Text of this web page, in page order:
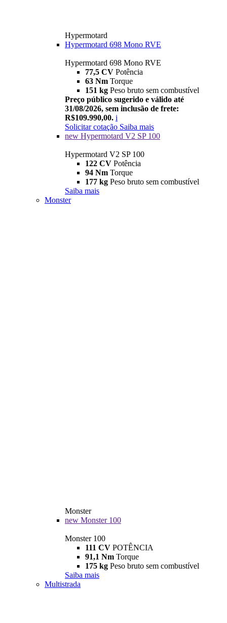
Hypermotard
Hypermotard 698 Mono RVE
Hypermotard 698 Mono RVE
77,5 CV Potência
63 Nm Torque
151 kg Peso bruto sem combustível
Preço público sugerido e válido até
31/08/2026, sem inclusão de frete:
R$109.990,00. i
Solicitar cotação Saiba mais
new Hypermotard V2 SP 100
Hypermotard V2 SP 100
122 CV Potência
94 Nm Torque
177 kg Peso bruto sem combustível
Saiba mais
Monster
Monster
new Monster 100
Monster 100
111 CV POTÊNCIA
91,1 Nm Torque
175 kg Peso bruto sem combustível
Saiba mais
Multistrada